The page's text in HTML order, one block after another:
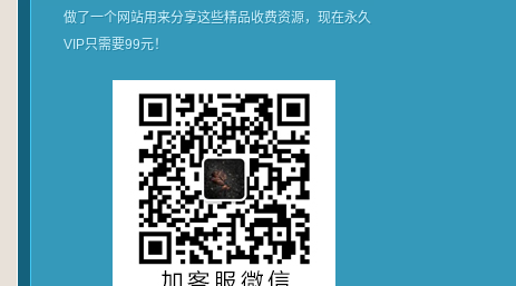
做了一个网站用来分享这些精品收费资源，现在永久
VIP只需要99元！